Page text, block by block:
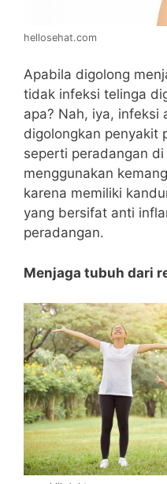
hellosehat.com
Apabila digolong
tidak infeksi telinga
apa? Nah, iya, infeksi
digolongkan penyakit
seperti peradangan
menggunakan
karena memiliki
yang bersifat anti
peradangan.
Menjaga tubuh dari